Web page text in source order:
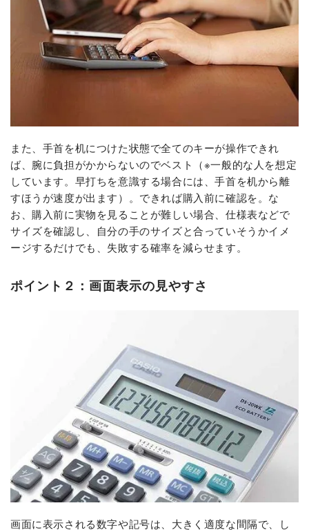
また、手首を机につけた状態で全てのキーが操作できれ
ば、腕に負担がかからないのでベスト（※一般的な人を想定
しています。早打ちを意識する場合には、手首を机から離
すほうが速度が出ます）。できれば購入前に確認を。な
お、購入前に実物を見ることが難しい場合、仕様表などで
サイズを確認し、自分の手のサイズと合っていそうかイメ
ージするだけでも、失敗する確率を減らせます。
ポイント２：画面表示の見やすさ
画面に表示される数字や記号は、大きく適度な間隔で、し